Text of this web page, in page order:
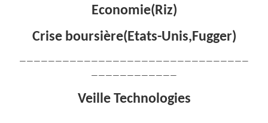
Economie(Riz)
Crise boursière(Etats-Unis,Fugger)
————————————————————————————————
————————————
Veille Technologies